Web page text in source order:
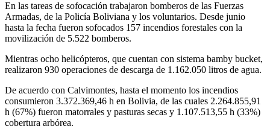
En las tareas de sofocación trabajaron bomberos de las Fuerzas
Armadas, de la Policía Boliviana y los voluntarios. Desde junio
hasta la fecha fueron sofocados 157 incendios forestales con la
movilización de 5.522 bomberos.
Mientras ocho helicópteros, que cuentan con sistema bamby bucket,
realizaron 930 operaciones de descarga de 1.162.050 litros de agua.
De acuerdo con Calvimontes, hasta el momento los incendios
consumieron 3.372.369,46 h en Bolivia, de las cuales 2.264.855,91
h (67%) fueron matorrales y pasturas secas y 1.107.513,55 h (33%)
cobertura arbórea.